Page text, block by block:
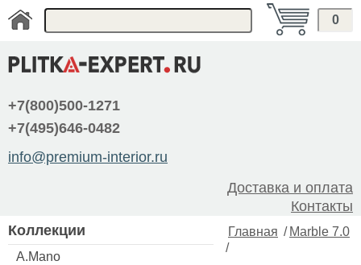
0
+7(800)500-1271
+7(495)646-0482
info@premium-interior.ru
Доставка и оплата
Контакты
Коллекции
A.Mano
Главная / Marble 7.0
/